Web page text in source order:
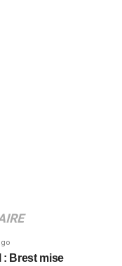
: Brest mise